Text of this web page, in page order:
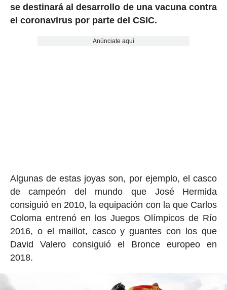
se destinará al desarrollo de una vacuna contra
el coronavirus por parte del CSIC.
Anúnciate aquí
Algunas de estas joyas son, por ejemplo, el casco
de campeón del mundo que José Hermida
consiguió en 2010, la equipación con la que Carlos
Coloma entrenó en los Juegos Olímpicos de Río
2016, o el maillot, casco y guantes con los que
David Valero consiguió el Bronce europeo en
2018.